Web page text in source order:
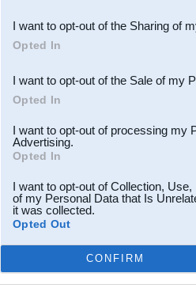
Downstream Participants
third parties.
I want to opt-out of the Sharing of
Opted In
I want to opt-out of the Sale of my
Opted In
I want to opt-out of processing my
Advertising.
Opted In
I want to opt-out of Collection,
of my Personal Data that Is
it was collected.
Opted Out
CONFIRM